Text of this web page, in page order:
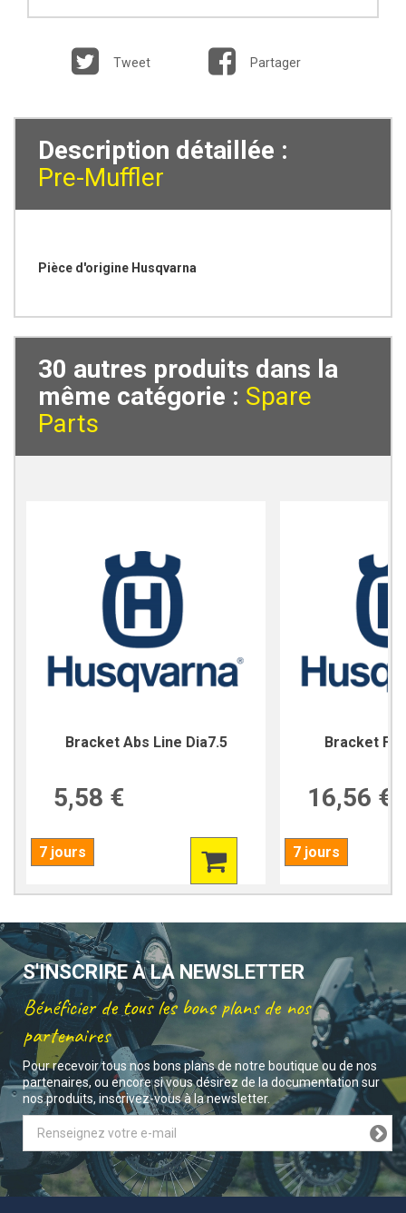
Tweet Partager
Description détaillée :
Pre-Muffler
Pièce d'origine Husqvarna
30 autres produits dans la
même catégorie : Spare
Parts
Bracket Abs Line Dia7.5
5,58 €
7 jours
Bracket
16,56 €
7 jours
S'INSCRIRE À LA NEWSLETTER
Bénéficier de tous les bons plans de nos
partenaires
Pour recevoir tous nos bons plans de notre boutique ou de nos
partenaires, ou encore si vous désirez de la documentation sur
nos produits, inscrivez-vous à la newsletter.